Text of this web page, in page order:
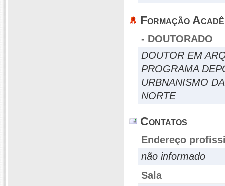
Formação
- DOUTORADO
DOUTOR EM
PROGRAMA
URBNANISMO
NORTE
Contatos
Endereço
não informado
Sala